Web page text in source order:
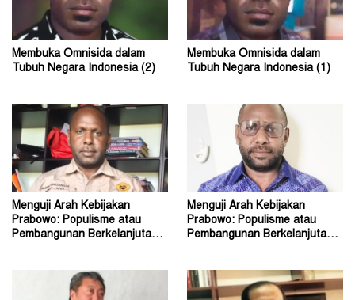
Membuka Omnisida dalam
Tubuh Negara Indonesia (2)
Membuka Omnisida dalam
Tubuh Negara Indonesia (1)
Menguji Arah Kebijakan
Prabowo: Populisme atau
Pembangunan Berkelanjutan?
Menguji Arah Kebijakan
Prabowo: Populisme atau
Pembangunan Berkelanjutan?